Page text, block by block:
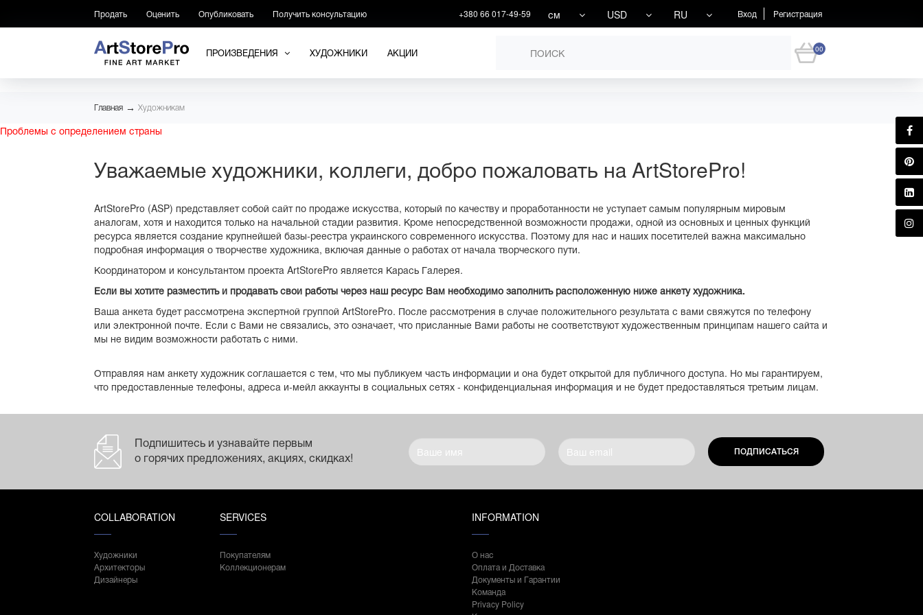
Продать Оценить Опубликовать Получить консультацию Вход Регистрация
+380 66 017-49-59 см USD RU
00
ПРОИЗВЕДЕНИЯ ХУДОЖНИКИ АКЦИИ
Главная → Художникам
Проблемы с определением страны
Уважаемые художники, коллеги, добро пожаловать на ArtStorePro!
ArtStorePro (ASP) представляет собой сайт по продаже искусства, который по качеству и проработанности не уступает самым популярным мировым
аналогам, хотя и находится только на начальной стадии развития. Кроме непосредственной возможности продажи, одной из основных и ценных функций
ресурса является создание крупнейшей базы-реестра украинского современного искусства. Поэтому для нас и наших посетителей важна максимально
подробная информация о творчестве художника, включая данные о работах от начала творческого пути.
Координатором и консультантом проекта ArtStorePro является Карась Галерея.
Если вы хотите разместить и продавать свои работы через наш ресурс Вам необходимо заполнить расположенную ниже анкету художника.
Ваша анкета будет рассмотрена экспертной группой ArtStorePro. После рассмотрения в случае положительного результата с вами свяжутся по телефону
или электронной почте. Если с Вами не связались, это означает, что присланные Вами работы не соответствуют художественным принципам нашего сайта и
мы не видим возможности работать с ними.
Отправляя нам анкету художник соглашается с тем, что мы публикуем часть информации и она будет открытой для публичного доступа. Но мы гарантируем,
что предоставленные телефоны, адреса и-мейл аккаунты в социальных сетях - конфиденциальная информация и не будет предоставляться третьим лицам.
Подпишитесь и узнавайте первым
о горячих предложениях, акциях, скидках!
ПОДПИСАТЬСЯ
COLLABORATION
Художники
Архитекторы
Дизайнеры
SERVICES
Покупателям
Коллекционерам
INFORMATION
О нас
Оплата и Доставка
Документы и Гарантии
Команда
Privacy Policy